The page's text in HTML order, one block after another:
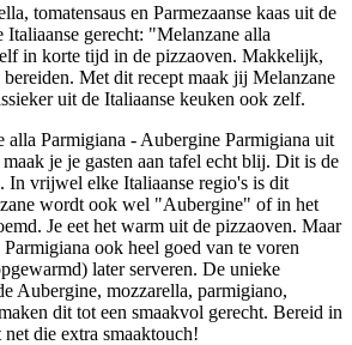
tomatensaus en Parmezaanse kaas uit de
gerecht: "Melanzane alla
in korte tijd in de pizzaoven. Makkelijk,
Met dit recept maak jij Melanzane
uit de Italiaanse keuken ook zelf.
alla Parmigiana - Aubergine Parmigiana uit
je je gasten aan tafel echt blij. Dit is de
In vrijwel elke Italiaanse regio's is dit
wordt ook wel "Aubergine" of in het
Je eet het warm uit de pizzaoven. Maar
ook heel goed van te voren
later serveren. De unieke
Aubergine, mozzarella, parmigiano,
dit tot een smaakvol gerecht. Bereid in
die extra smaaktouch!